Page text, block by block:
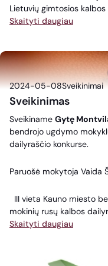
Lietuvių gimtosios
Skaityti daugiau
2024-05-08Sveikinimai
Sveikinimas
Sveikiname Gytę
bendrojo ugdymo
dailyraščio konkurse.
Paruošė mokytoja Vaida
III vieta Kauno miesto
mokinių rusų kalbos
Skaityti daugiau